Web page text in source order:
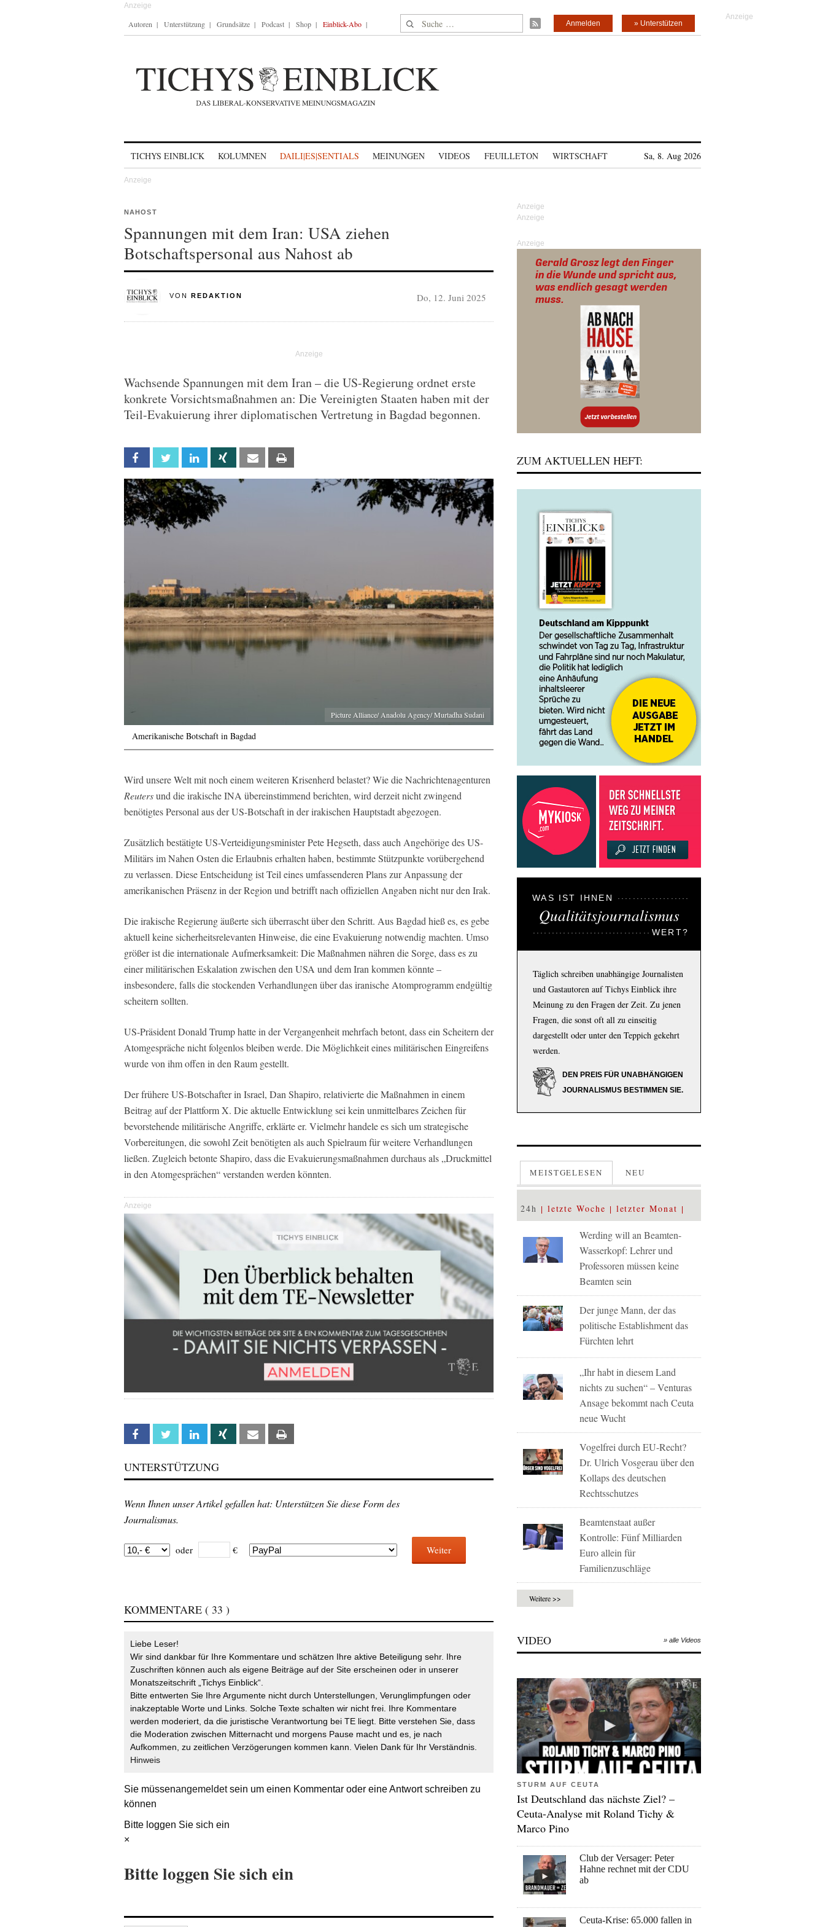
Autoren Unterstützung Grundsätze Podcast Shop Einblick-Abo Suche nach: » Unterstützen
Anmelden
TICHYS EINBLICK KOLUMNEN DAILI|ES|SENTIALS MEINUNGEN VIDEOS FEUILLETON WIRTSCHAFT Sa, 8. Aug 2026
NAHOST
Spannungen mit dem Iran: USA ziehen
Botschaftspersonal aus Nahost ab
VON REDAKTION Do, 12. Juni 2025
Wachsende Spannungen mit dem Iran – die US-Regierung ordnet erste
konkrete Vorsichtsmaßnahmen an: Die Vereinigten Staaten haben mit der
Teil-Evakuierung ihrer diplomatischen Vertretung in Bagdad begonnen.
Facebook Twitter Linkedin Xing Email
Picture Alliance/ Anadolu Agency/ Murtadha Sudani
Amerikanische Botschaft in Bagdad
Wird unsere Welt mit noch einem weiteren Krisenherd belastet? Wie die Nachrichtenagenturen
Reutersund die irakische INA übereinstimmend berichten, wird derzeit nicht zwingend
benötigtes Personal aus der US-Botschaft in der irakischen Hauptstadt abgezogen.
Zusätzlich bestätigte US-Verteidigungsminister Pete Hegseth, dass auch Angehörige des US-
Militärs im Nahen Osten die Erlaubnis erhalten haben, bestimmte Stützpunkte vorübergehend
zu verlassen. Diese Entscheidung ist Teil eines umfassenderen Plans zur Anpassung der
amerikanischen Präsenz in der Region und betrifft nach offiziellen Angaben nicht nur den Irak.
Die irakische Regierung äußerte sich überrascht über den Schritt. Aus Bagdad hieß es, es gebe
aktuell keine sicherheitsrelevanten Hinweise, die eine Evakuierung notwendig machten. Umso
größer ist die internationale Aufmerksamkeit: Die Maßnahmen nähren die Sorge, dass es zu
einer militärischen Eskalation zwischen den USA und dem Iran kommen könnte –
insbesondere, falls die stockenden Verhandlungen über das iranische Atomprogramm endgültig
scheitern sollten.
US-Präsident Donald Trump hatte in der Vergangenheit mehrfach betont, dass ein Scheitern der
Atomgespräche nicht folgenlos bleiben werde. Die Möglichkeit eines militärischen Eingreifens
wurde von ihm offen in den Raum gestellt.
Der frühere US-Botschafter in Israel, Dan Shapiro, relativierte die Maßnahmen in einem
Beitrag auf der Plattform X. Die aktuelle Entwicklung sei kein unmittelbares Zeichen für
bevorstehende militärische Angriffe, erklärte er. Vielmehr handele es sich um strategische
Vorbereitungen, die sowohl Zeit benötigten als auch Spielraum für weitere Verhandlungen
ließen. Zugleich betonte Shapiro, dass die Evakuierungsmaßnahmen durchaus als „Druckmittel
in den Atomgesprächen“ verstanden werden könnten.
Anzeige
Facebook Twitter Linkedin Xing Email
UNTERSTÜTZUNG
Wenn Ihnen unser Artikel gefallen hat: Unterstützen Sie diese Form des
Journalismus.
oder € Weiter
KOMMENTARE ( 33 )
Liebe Leser!
Wir sind dankbar für Ihre Kommentare und schätzen Ihre aktive Beteiligung sehr. Ihre
Zuschriften können auch als eigene Beiträge auf der Site erscheinen oder in unserer
Monatszeitschrift „Tichys Einblick“.
Bitte entwerten Sie Ihre Argumente nicht durch Unterstellungen, Verunglimpfungen oder
inakzeptable Worte und Links. Solche Texte schalten wir nicht frei. Ihre Kommentare
werden moderiert, da die juristische Verantwortung bei TE liegt. Bitte verstehen Sie, dass
die Moderation zwischen Mitternacht und morgens Pause macht und es, je nach
Aufkommen, zu zeitlichen Verzögerungen kommen kann. Vielen Dank für Ihr Verständnis.
Hinweis
Sie müssenangemeldetsein um einen Kommentar oder eine Antwort schreiben zu
können
Bitte loggen Sie sich ein
×
Bitte loggen Sie sich ein
Anzeige
ZUM AKTUELLEN HEFT:
WAS IST IHNEN
Qualitätsjournalismus
WERT?
Täglich schreiben unabhängige Journalisten
und Gastautoren auf Tichys Einblick ihre
Meinung zu den Fragen der Zeit. Zu jenen
Fragen, die sonst oft all zu einseitig
dargestellt oder unter den Teppich gekehrt
werden.
DEN PREIS FÜR UNABHÄNGIGEN
JOURNALISMUS BESTIMMEN SIE.
MEISTGELESEN NEU
24h letzte Woche letzter Monat
Werding will an Beamten-
Wasserkopf: Lehrer und
Professoren müssen keine
Beamten sein
Der junge Mann, der das
politische Establishment das
Fürchten lehrt
„Ihr habt in diesem Land
nichts zu suchen“ – Venturas
Ansage bekommt nach Ceuta
neue Wucht
Vogelfrei durch EU-Recht?
Dr. Ulrich Vosgerau über den
Kollaps des deutschen
Rechtsschutzes
Beamtenstaat außer
Kontrolle: Fünf Milliarden
Euro allein für
Familienzuschläge
Weitere >>
VIDEO » alle Videos
STURM AUF CEUTA
Ist Deutschland das nächste Ziel? –
Ceuta-Analyse mit Roland Tichy &
Marco Pino
Club der Versager: Peter
Hahne rechnet mit der CDU
ab
Ceuta-Krise: 65.000 fallen in